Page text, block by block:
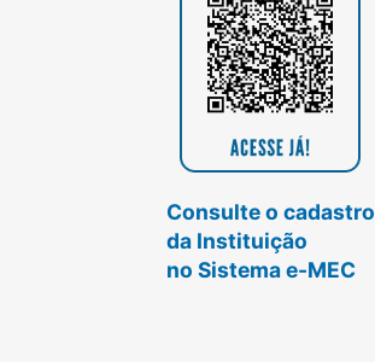
Consulte o cadastro
da Instituição
no Sistema e-MEC